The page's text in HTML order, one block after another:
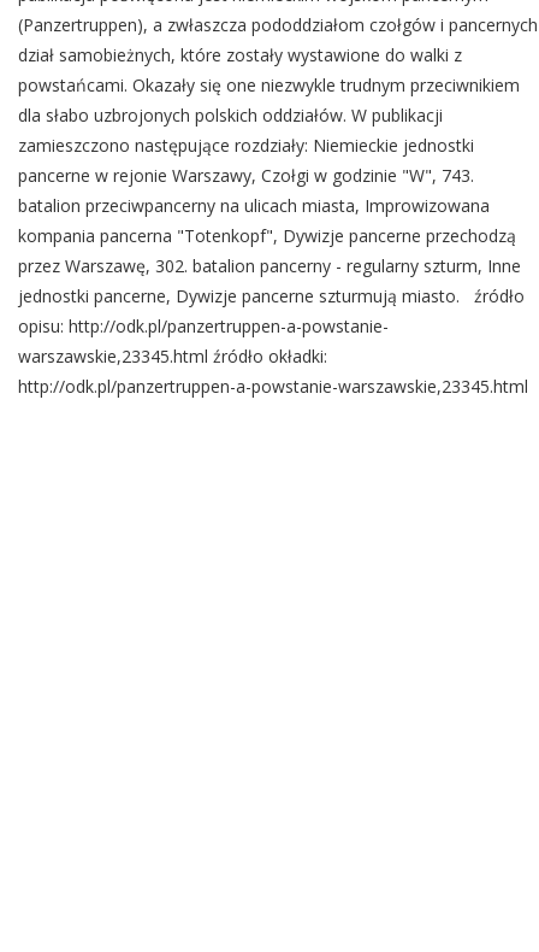
(Panzertruppen), a zwłaszcza pododdziałom czołgów i pancernych
dział samobieżnych, które zostały wystawione do walki z
powstańcami. Okazały się one niezwykle trudnym przeciwnikiem
dla słabo uzbrojonych polskich oddziałów. W publikacji
zamieszczono następujące rozdziały: Niemieckie jednostki
pancerne w rejonie Warszawy, Czołgi w godzinie "W", 743.
batalion przeciwpancerny na ulicach miasta, Improwizowana
kompania pancerna "Totenkopf", Dywizje pancerne przechodzą
przez Warszawę, 302. batalion pancerny - regularny szturm, Inne
jednostki pancerne, Dywizje pancerne szturmują miasto. źródło
opisu: http://odk.pl/panzertruppen-a-powstanie-
warszawskie,23345.html źródło okładki:
http://odk.pl/panzertruppen-a-powstanie-warszawskie,23345.html